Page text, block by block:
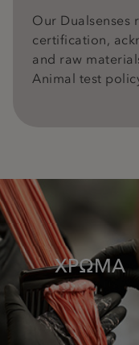
Our Dualsenses
certification,
and raw
Animal test
ΧΡΩΜΑ